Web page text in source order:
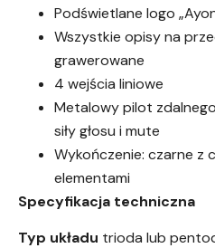
Podświetlane logo
Wszystkie opisy na
grawerowane
4 wejścia liniowe
Metalowy pilot
siły głosu i mute
Wykończenie: czarne z
elementami
Specyfikacja techniczna
Typ układu trioda lub